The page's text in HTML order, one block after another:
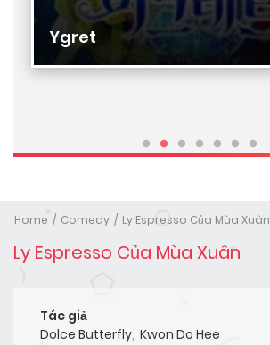
Ygret
Home Comedy Ly Espresso Của Mùa Xuân
Ly Espresso Của Mùa Xuân
Tác giả
Dolce Butterfly, Kwon Do Hee